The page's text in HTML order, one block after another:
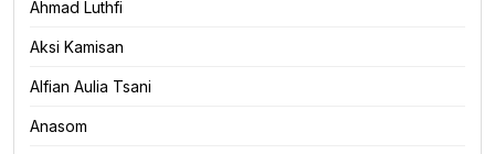
Ahmad Luthfi
Aksi Kamisan
Alfian Aulia Tsani
Anasom